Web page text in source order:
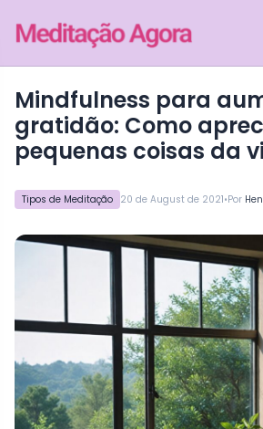
Tipos de Meditação 20 de August de 2021•Por
Mindfulness para aumentar a
gratidão: Como
pequenas coisas da